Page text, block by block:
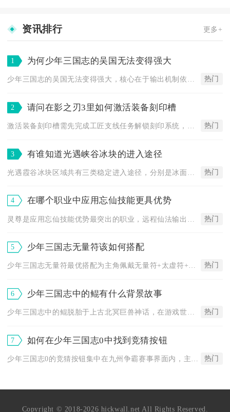
资讯排行 更多+
1 为何少年三国志的吴国无法变得强大
少年三国志的吴国无法变得强大，核心在于输出机制依赖持续灼烧、... 热门
2 请问在影之刃3里如何激活装备刻印槽
热门
3 有谁知道光遇峡谷冰块的进入途径
热门
4 在哪个职业中应用忘仙技能更具优势
热门
5 少年三国志无量符该如何搭配
少年三国志无量符最优搭配为主角佩戴无量符+太虚符+女娲符，副... 热门
6 少年三国志中的鲲有什么背景故事
热门
7 如何在少年三国志0中找到竞猜按钮
热门
Copyright © 2018-2026 hickwall.net All Rights Reserved.